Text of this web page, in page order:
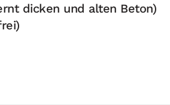
dicken und alten Beton)